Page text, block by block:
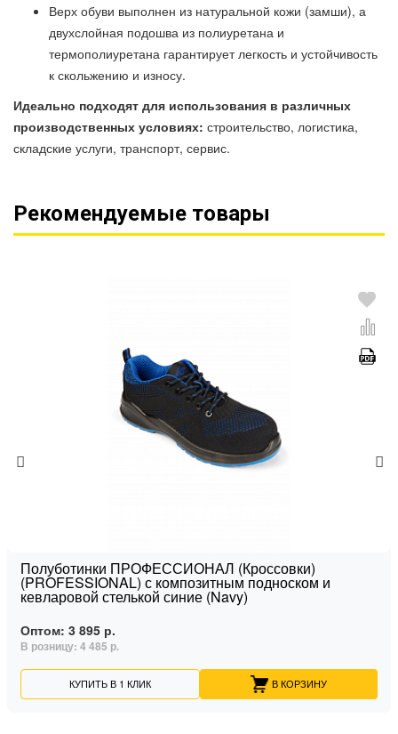
Верх обуви выполнен из натуральной кожи (замши), а
двухслойная подошва из полиуретана и
термополиуретана гарантирует легкость и устойчивость
к скольжению и износу.
Идеально подходят для использования в различных
производственных условиях: строительство, логистика,
складские услуги, транспорт, сервис.
Рекомендуемые товары
Полуботинки ПРОФЕССИОНАЛ (Кроссовки)
(PROFESSIONAL) с композитным подноском и
кевларовой стелькой синие (Navy)
Оптом: 3 895 р.
В розницу: 4 485 р.
КУПИТЬ В 1 КЛИК В КОРЗИНУ